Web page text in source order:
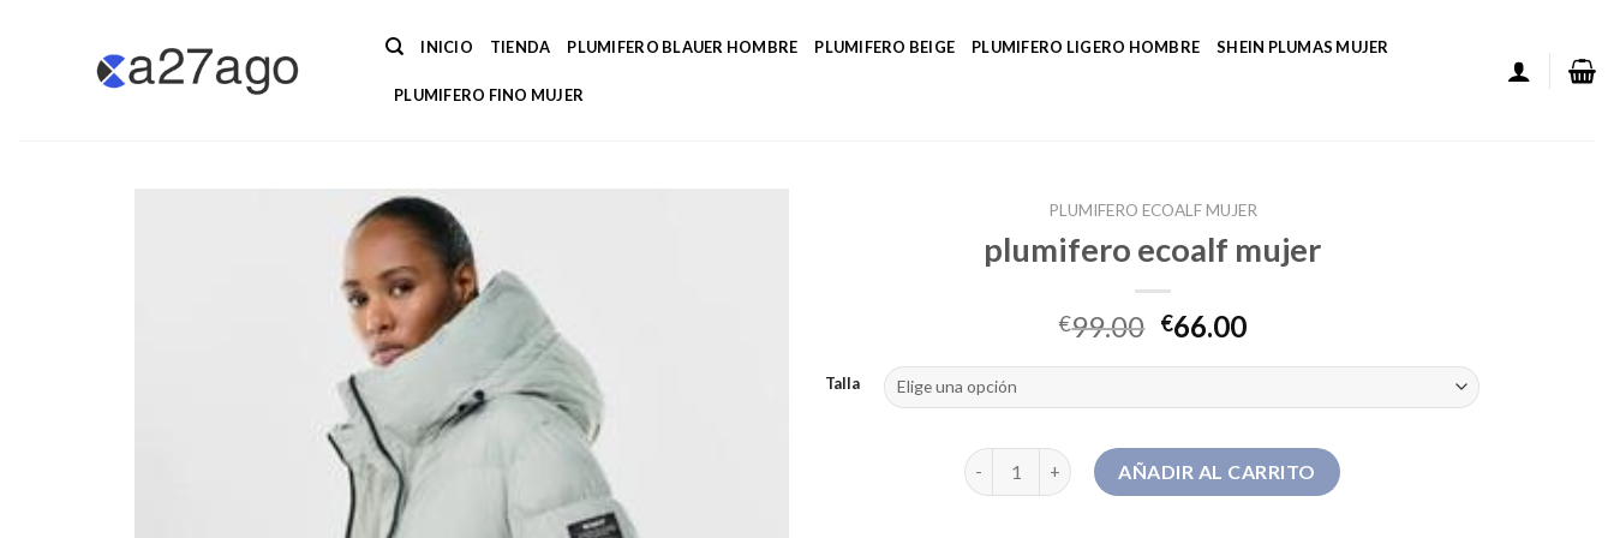
INICIO TIENDA PLUMIFERO BLAUER HOMBRE PLUMIFERO BEIGE PLUMIFERO LIGERO HOMBRE SHEIN PLUMAS MUJER
PLUMIFERO FINO MUJER
PLUMIFERO ECOALF MUJER
plumifero ecoalf mujer
€99.00 €66.00
Talla
plumifero ecoalf mujer cantidadAÑADIR AL CARRITO